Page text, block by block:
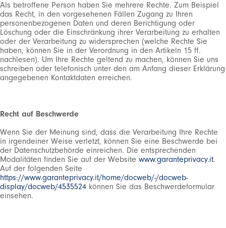
Als betroffene Person haben Sie mehrere Rechte. Zum Beispiel
das Recht, in den vorgesehenen Fällen Zugang zu Ihren
personenbezogenen Daten und deren Berichtigung oder
Löschung oder die Einschränkung ihrer Verarbeitung zu erhalten
oder der Verarbeitung zu widersprechen (welche Rechte Sie
haben, können Sie in der Verordnung in den Artikeln 15 ff.
nachlesen). Um Ihre Rechte geltend zu machen, können Sie uns
schreiben oder telefonisch unter den am Anfang dieser Erklärung
angegebenen Kontaktdaten erreichen.
Recht auf Beschwerde
Wenn Sie der Meinung sind, dass die Verarbeitung Ihre Rechte
in irgendeiner Weise verletzt, können Sie eine Beschwerde bei
der Datenschutzbehörde einreichen. Die entsprechenden
Modalitäten finden Sie auf der Website www.garanteprivacy.it.
Auf der folgenden Seite
https://www.garanteprivacy.it/home/docweb/-/docweb-
display/docweb/4535524 können Sie das Beschwerdeformular
einsehen.